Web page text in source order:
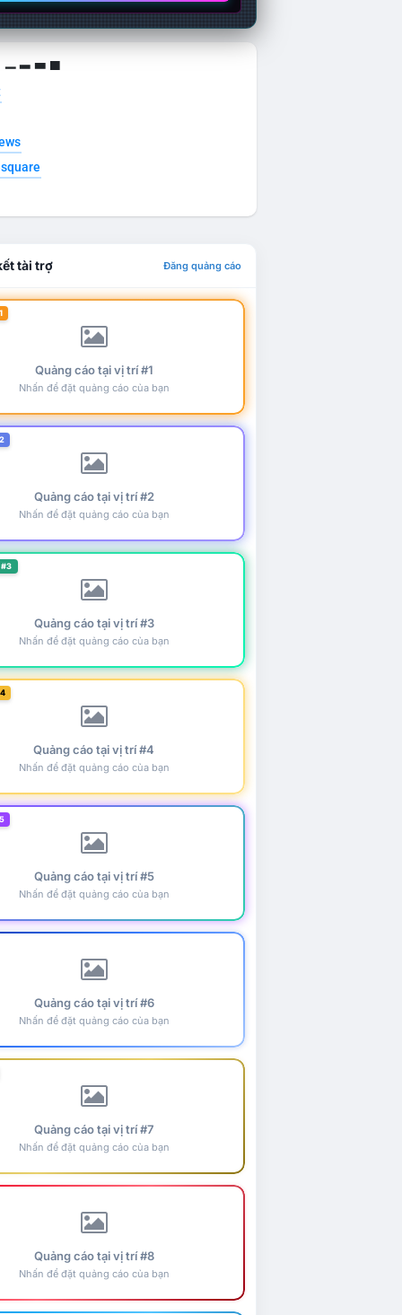
▁ ▂ ▃ ▄
tài trợ Đăng quảng cáo
Quảng cáo tại vị trí #1
Nhấn để đặt quảng cáo của bạn
Quảng cáo tại vị trí #2
Nhấn để đặt quảng cáo của bạn
Quảng cáo tại vị trí #3
Nhấn để đặt quảng cáo của bạn
Quảng cáo tại vị trí #4
Nhấn để đặt quảng cáo của bạn
Quảng cáo tại vị trí #5
Nhấn để đặt quảng cáo của bạn
Quảng cáo tại vị trí #6
Nhấn để đặt quảng cáo của bạn
Quảng cáo tại vị trí #7
Nhấn để đặt quảng cáo của bạn
Quảng cáo tại vị trí #8
Nhấn để đặt quảng cáo của bạn